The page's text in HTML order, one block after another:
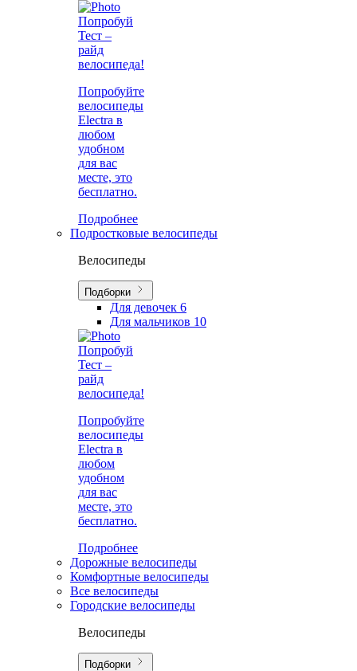
Попробуй
Тест –
райд
велосипеда!
Попробуйте
велосипеды
Electra в
любом
удобном
для вас
месте, это
бесплатно.
Подробнее
Подростковые велосипеды
Велосипеды
Подборки
Для девочек 6
Для мальчиков 10
Попробуй
Тест –
райд
велосипеда!
Попробуйте
велосипеды
Electra в
любом
удобном
для вас
месте, это
бесплатно.
Подробнее
Дорожные велосипеды
Комфортные велосипеды
Все велосипеды
Городские велосипеды
Велосипеды
Подборки